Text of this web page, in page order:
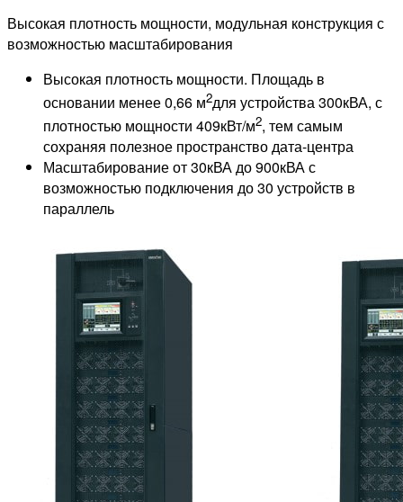
Высокая плотность мощности, модульная конструкция с
возможностью масштабирования
Высокая плотность мощности. Площадь в
основании менее 0,66 м2для устройства 300кВА, с
плотностью мощности 409кВт/м2, тем самым
сохраняя полезное пространство дата-центра
Масштабирование от 30кВА до 900кВА с
возможностью подключения до 30 устройств в
параллель